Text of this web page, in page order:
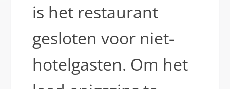
is het restaurant
gesloten voor niet-
hotelgasten. Om het